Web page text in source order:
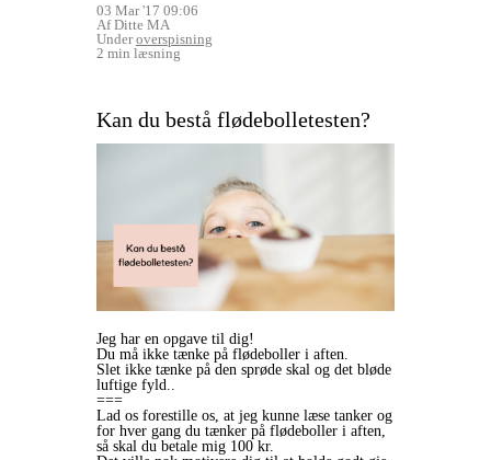
03 Mar '17 09:06
Af Ditte MA
Underoverspisning
2 min læsning
Kan du bestå flødebolletesten?
Jeg har en opgave til dig!
Du må ikke tænke på flødeboller i aften.
Slet ikke tænke på den sprøde skal og det bløde
luftige fyld..
===
Lad os forestille os, at jeg kunne læse tanker og
for hver gang du tænker på flødeboller i aften,
så skal du betale mig 100 kr.